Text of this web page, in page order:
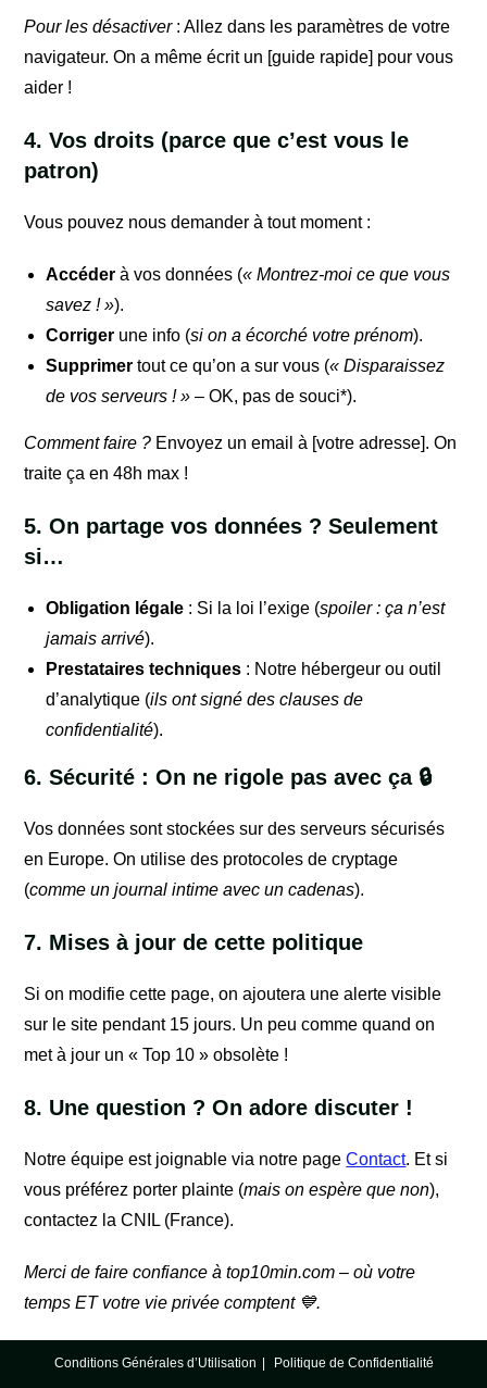
Pour les désactiver: Allez dans les paramètres de votre
navigateur. On a même écrit un [guide rapide] pour vous
aider !
4. Vos droits (parce que c’est vous le
patron)
Vous pouvez nous demander à tout moment :
Accéder à vos données (« Montrez-moi ce que vous
savez ! »).
Corriger une info (si on a écorché votre prénom).
Supprimer tout ce qu’on a sur vous (« Disparaissez
de vos serveurs ! » – OK, pas de souci*).
Comment faire ? Envoyez un email à [votre adresse]. On
traite ça en 48h max !
5. On partage vos données ? Seulement
si…
Obligation légale : Si la loi l’exige (spoiler : ça n’est
jamais arrivé).
Prestataires techniques : Notre hébergeur ou outil
d’analytique (ils ont signé des clauses de
confidentialité).
6. Sécurité : On ne rigole pas avec ça 🔒
Vos données sont stockées sur des serveurs sécurisés
en Europe. On utilise des protocoles de cryptage
(comme un journal intime avec un cadenas).
7. Mises à jour de cette politique
Si on modifie cette page, on ajoutera une alerte visible
sur le site pendant 15 jours. Un peu comme quand on
met à jour un « Top 10 » obsolète !
8. Une question ? On adore discuter !
Notre équipe est joignable via notre pageContact. Et si
vous préférez porter plainte (mais on espère que non),
contactez la CNIL (France).
Merci de faire confiance à top10min.com – où votre
temps ET votre vie privée comptent 💙.
Conditions Générales d’Utilisation Politique de Confidentialité